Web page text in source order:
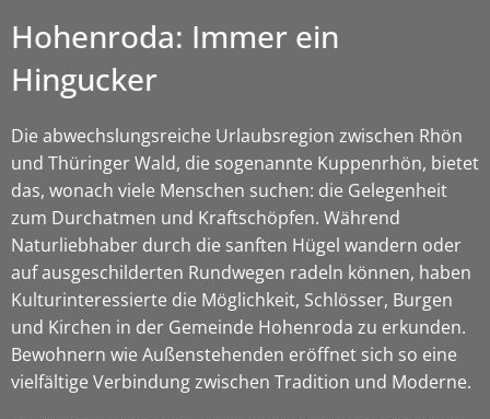
Hohenroda: Immer ein
Hingucker
Die abwechslungsreiche Urlaubsregion zwischen Rhön
und Thüringer Wald, die sogenannte Kuppenrhön, bietet
das, wonach viele Menschen suchen: die Gelegenheit
zum Durchatmen und Kraftschöpfen. Während
Naturliebhaber durch die sanften Hügel wandern oder
auf ausgeschilderten Rundwegen radeln können, haben
Kulturinteressierte die Möglichkeit, Schlösser, Burgen
und Kirchen in der Gemeinde Hohenroda zu erkunden.
Bewohnern wie Außenstehenden eröffnet sich so eine
vielfältige Verbindung zwischen Tradition und Moderne.